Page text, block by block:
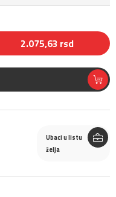
2.075,63 rsd
Ubaci u listu
želja